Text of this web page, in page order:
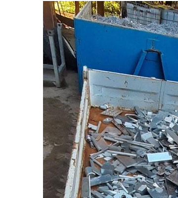
RG Location
de différents
Dans la ville de Ornacieux 38260, notre
service pour s’occuper de différents
entreprise RG Location Benne pour
maison ; du débarras de grenier et cave
mettons également en location des
satisfaire et vous fournir des prestations
Ornacieux 38260.